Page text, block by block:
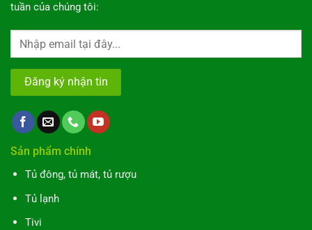
tuần của chúng tôi:
Sản phẩm chính
Tủ đông, tủ mát, tủ rượu
Tủ lạnh
Tivi